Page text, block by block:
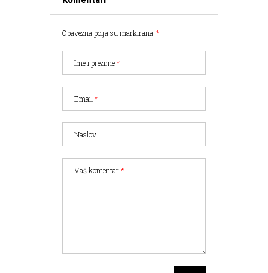
Obavezna polja su markirana *
Ime i prezime*
Email *
Naslov
Vaš komentar*